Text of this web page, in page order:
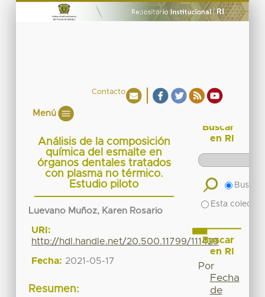
Contacto
Menú
Análisis de la composición
química del esmalte en
órganos dentales tratados
con plasma no térmico.
Estudio piloto
Luevano Muñoz, Karen Rosario
URI:
http://hdl.handle.net/20.500.11799/111429
Fecha: 2021-05-17
Resumen:
Buscar
en RI
Buscar
Esta
Buscar
en RI
Por
Fecha
de